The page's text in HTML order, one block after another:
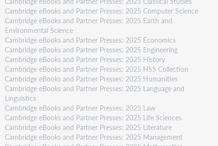
Cambridge eBooks and Partner Presses: 2025 Computer Science
Cambridge eBooks and Partner Presses: 2025 Earth and
Environmental Science
Cambridge eBooks and Partner Presses: 2025 Economics
Cambridge eBooks and Partner Presses: 2025 Engineering
Cambridge eBooks and Partner Presses: 2025 History
Cambridge eBooks and Partner Presses: 2025 HSS Collection
Cambridge eBooks and Partner Presses: 2025 Humanities
Cambridge eBooks and Partner Presses: 2025 Language and
Linguistics
Cambridge eBooks and Partner Presses: 2025 Law
Cambridge eBooks and Partner Presses: 2025 Life Sciences
Cambridge eBooks and Partner Presses: 2025 Literature
Cambridge eBooks and Partner Presses: 2025 Management